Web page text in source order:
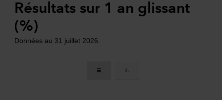
Résultats sur 1 an glissant
(%)
Données au 31 juillet 2026.